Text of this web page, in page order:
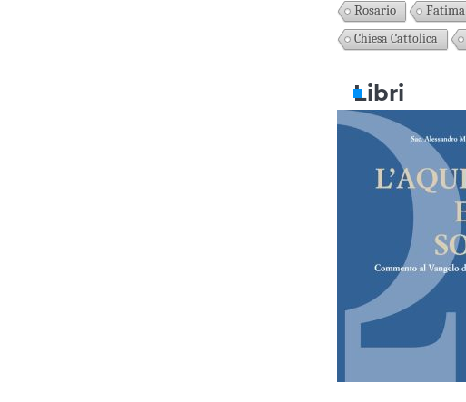
Rosario
Fatima
Chiesa Cattolica
Libri